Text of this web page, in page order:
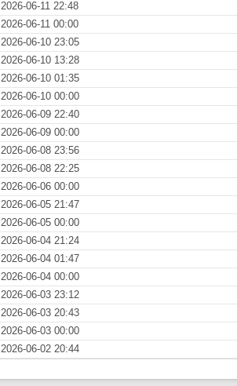
2026-06-11 22:48
2026-06-11 00:00
2026-06-10 23:05
2026-06-10 13:28
2026-06-10 01:35
2026-06-10 00:00
2026-06-09 22:40
2026-06-09 00:00
2026-06-08 23:56
2026-06-08 22:25
2026-06-06 00:00
2026-06-05 21:47
2026-06-05 00:00
2026-06-04 21:24
2026-06-04 01:47
2026-06-04 00:00
2026-06-03 23:12
2026-06-03 20:43
2026-06-03 00:00
2026-06-02 20:44